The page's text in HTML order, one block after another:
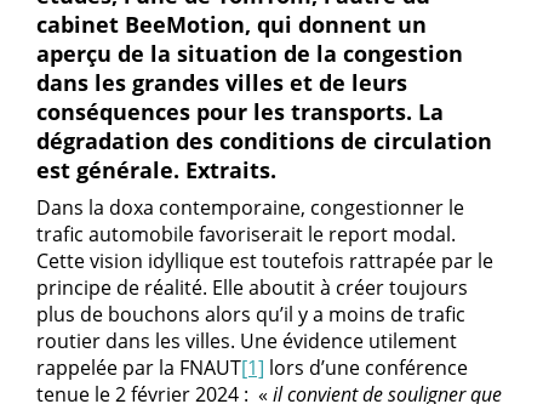
cabinet BeeMotion, qui donnent un
aperçu de la situation de la congestion
dans les grandes villes et de leurs
conséquences pour les transports. La
dégradation des conditions de circulation
est générale. Extraits.
Dans la doxa contemporaine, congestionner le
trafic automobile favoriserait le report modal.
Cette vision idyllique est toutefois rattrapée par le
principe de réalité. Elle aboutit à créer toujours
plus de bouchons alors qu’il y a moins de trafic
routier dans les villes. Une évidence utilement
rappelée par la FNAUT[1] lors d’une conférence
tenue le 2 février 2024 : « il convient de souligner que